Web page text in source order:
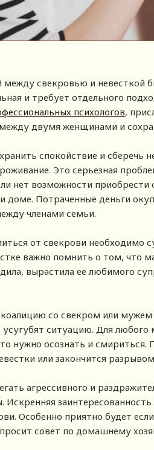
свекровью и невесткой
и требует отдельного
психологов,
двумя женщинами и
спокойствие и сберечь
Это серьезная
нет возможности приобрести
доме. Потраченные деньги
членами семьи.
от свекрови необходимо
важно помнить о том, что
вырастила ее любимого
со свекром или
ситуацию. Для
нужно осознать и
или закончится
агрессивного и
Искренняя
Особенно приятно будет
совет по домашнему